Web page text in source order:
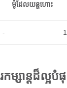
ម៉ូដែលយន្តហោះ
-
កម្សាន្តដ៏ល្អ